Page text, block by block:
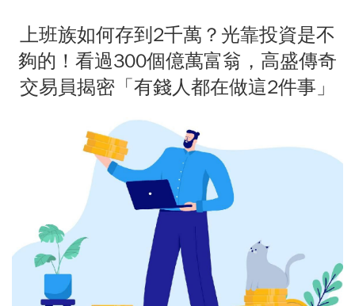
上班族如何存到2千萬？光靠投資是不
夠的！看過300個億萬富翁，高盛傳奇
交易員揭密「有錢人都在做這2件事」